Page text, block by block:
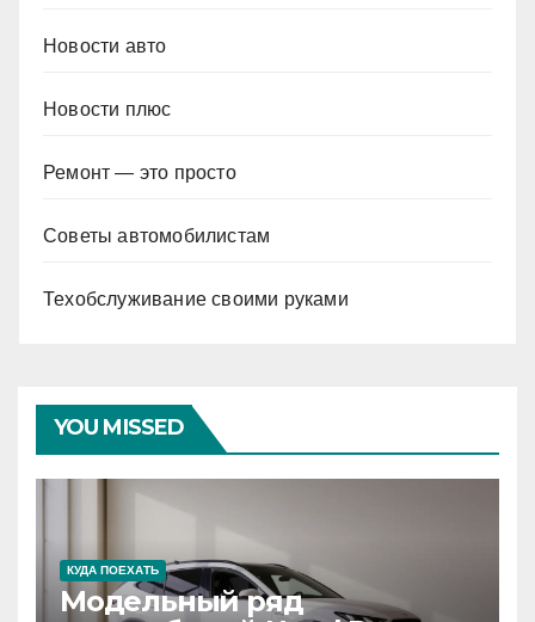
Новости авто
Новости плюс
Ремонт — это просто
Советы автомобилистам
Техобслуживание своими руками
YOU MISSED
КУДА ПОЕХАТЬ
Модельный ряд